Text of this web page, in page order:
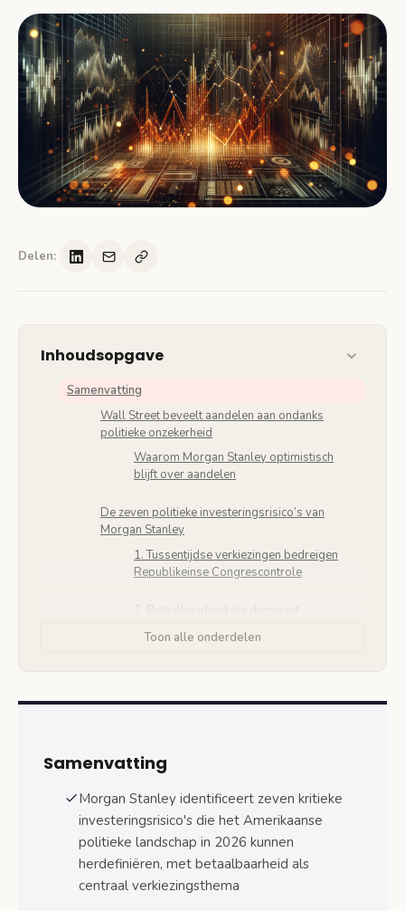
Delen:
Inhoudsopgave
Samenvatting
Wall Street beveelt aandelen aan ondanks
politieke onzekerheid
Waarom Morgan Stanley optimistisch
blijft over aandelen
De zeven politieke investeringsrisico’s van
Morgan Stanley
1. Tussentijdse verkiezingen bedreigen
Republikeinse Congrescontrole
2. Betaalbaarheid als dominant
5. Rusland-Oekraïne oorlog blijft
sluimeren
6. China-afhankelijkheid vermindering
versnelt
7. Populistische beleidsmaatregelen
Toon alle onderdelen
Samenvatting
Morgan Stanley identificeert zeven kritieke
investeringsrisico's die het Amerikaanse
politieke landschap in 2026 kunnen
herdefiniëren, met betaalbaarheid als
centraal verkiezingsthema